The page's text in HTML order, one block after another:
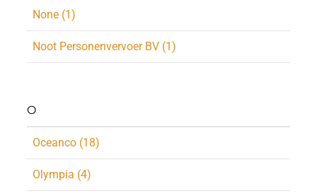
None (1)
Noot Personenvervoer BV (1)
O
Oceanco (18)
Olympia (4)